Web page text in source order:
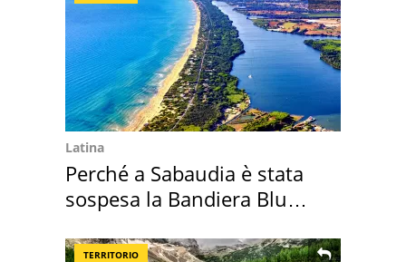
Latina
Perché a Sabaudia è stata
sospesa la Bandiera Blu
TERRITORIO